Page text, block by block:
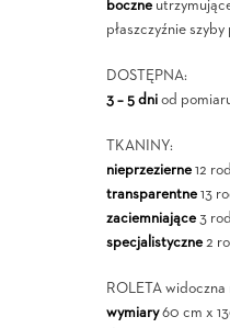
boczne
płaszczyźnie
DOSTĘPNA:
3 – 5 dniod
TKANINY:
nieprzezierne12
transparentne13
zaciemniające3
specjalistyczne2
ROLETA widoczna
wymiary60 cm x